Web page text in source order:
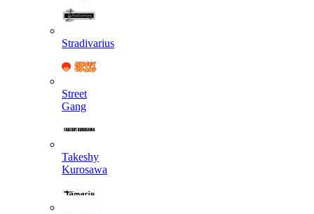
Stradivarius
Street
Gang
Takeshy
Kurosawa